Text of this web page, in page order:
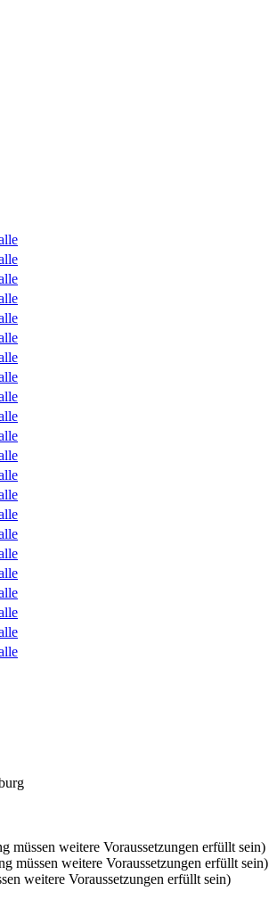
müssen weitere Voraussetzungen erfüllt sein)
müssen weitere Voraussetzungen erfüllt sein)
weitere Voraussetzungen erfüllt sein)